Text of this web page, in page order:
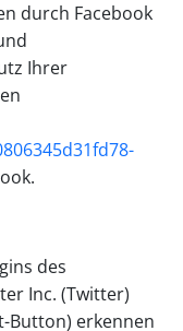
durch Facebook
Ihrer
des
Inc. (Twitter)
Button) erkennen